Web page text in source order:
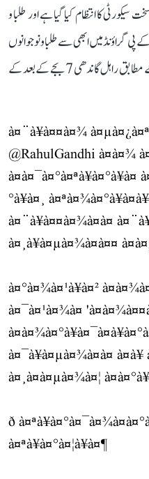
کا انتظام کیا گیا ہے اور طلبا و
گراؤنڈ میں ابھی سے طلبا و نوجوانوں
کی بھیڑ جمع ہونے لگی ہے۔ دی گئی جانکاری کے مطابق راہل گاندھی 7 بجے کے بعد کے
à¤¨à¥à¤¤à¤¾
@RahulGandhi à¤à¤¾
à¤à¤¯à¤°à¤ªà¥à¤°à¥à¤
°à¥à¤¸
à¤¨à¥à¤¤à¤¾à¤à¤
à¤¸à¥à¤µà¤¾à¤à¤¤
à¤°à¤¾à¤¹à¥à¤²
à¤¯à¤¹à¤¾à¤
à¤¯à¥à¤µà¤¾à¤à¤
à¤¸à¤à¤µà¤¾à¤¦
ð
à¤ªà¥à¤°à¤¦à¥à¤¶